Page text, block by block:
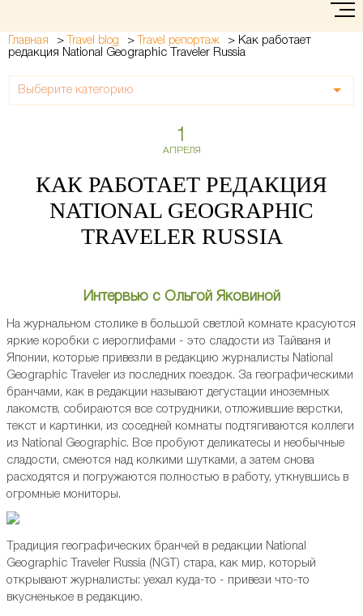
Главная > Travel blog > Travel репортаж > Как работает
редакция National Geographic Traveler Russia
Выберите категорию
1
АПРЕЛЯ
КАК РАБОТАЕТ РЕДАКЦИЯ
NATIONAL GEOGRAPHIC
TRAVELER RUSSIA
Интервью с Ольгой Яковиной
На журнальном столике в большой светлой комнате красуются
яркие коробки с иероглифами - это сладости из Тайваня и
Японии, которые привезли в редакцию журналисты National
Geographic Traveler из последних поездок. За географическими
бранчами, как в редакции называют дегустации иноземных
лакомств, собираются все сотрудники, отложившие верстки,
текст и картинки, из соседней комнаты подтягиваются коллеги
из National Geographic. Все пробуют деликатесы и необычные
сладости, смеются над колкими шутками, а затем снова
расходятся и погружаются полностью в работу, уткнувшись в
огромные мониторы.
Традиция географических бранчей в редакции National
Geographic Traveler Russia (NGT) стара, как мир, который
открывают журналисты: уехал куда-то - привези что-то
вкусненькое в редакцию.